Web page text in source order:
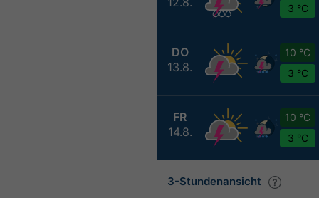
3 °C
DO
13.8.
10 °C
3 °C
FR
14.8.
10 °C
3 °C
3-Stundenansicht